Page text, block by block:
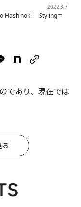
2022.3.7
Hashinoki Styling＝
であり、現在では
る